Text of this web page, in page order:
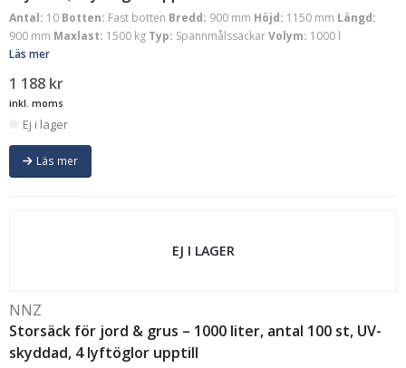
Antal: 10 Botten: Fast botten Bredd: 900 mm Höjd: 1150 mm Längd:
900 mm Maxlast: 1500 kg Typ: SpannmålssäckarVolym: 1000 l
Läs mer
1 188 kr
inkl. moms
Ej i lager
Läs mer
EJ I LAGER
NNZ
Storsäck för jord & grus – 1000 liter, antal 100 st, UV-
skyddad, 4 lyftöglor upptill